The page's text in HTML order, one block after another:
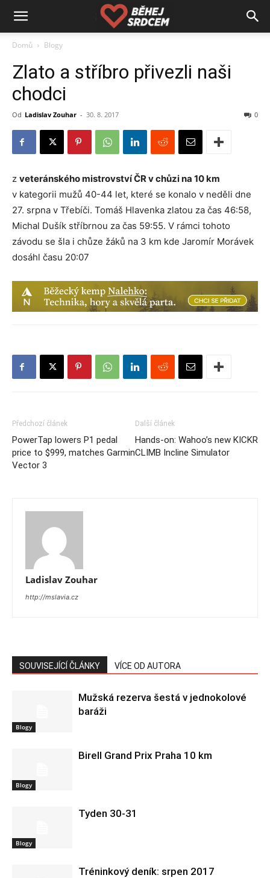
Domů Blogy
Zlato a stříbro přivezli naši
chodci
Od Ladislav Zouhar - 30. 8. 2017 0
z veteránského mistrovství ČR v chůzi na 10 km
v kategorii mužů 40-44 let, které se konalo v neděli dne
27. srpna v Třebíči. Tomáš Hlavenka zlatou za čas 46:58,
Michal Dušík stříbrnou za čas 59:55. V rámci tohoto
závodu se šla i chůze žáků na 3 km kde Jaromír Morávek
dosáhl času 20:07
Předchozí článek
PowerTap lowers P1 pedal
price to $999, matches Garmin
Vector 3
Další článek
Hands-on: Wahoo’s new KICKR
CLIMB Incline Simulator
Ladislav Zouhar
http://mslavia.cz
SOUVISEJÍCÍ ČLÁNKY VÍCE OD AUTORA
Blogy
Mužská rezerva šestá v jednokolové
baráži
Blogy
Birell Grand Prix Praha 10 km
Blogy
Tyden 30-31
Tréninkový deník: srpen 2017